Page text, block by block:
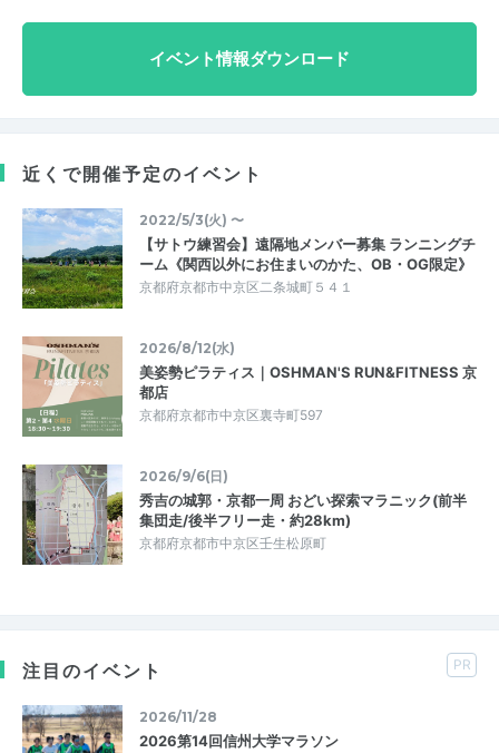
イベント情報ダウンロード
近くで開催予定のイベント
2022/5/3(火) 〜
【サトウ練習会】遠隔地メンバー募集 ランニングチ
ーム《関西以外にお住まいのかた、OB・OG限定》
京都府京都市中京区二条城町５４１
2026/8/12(水)
美姿勢ピラティス｜OSHMAN'S RUN&FITNESS 京
都店
京都府京都市中京区裏寺町597
2026/9/6(日)
秀吉の城郭・京都一周 おどい探索マラニック(前半
集団走/後半フリー走・約28km)
京都府京都市中京区壬生松原町
注目のイベント PR
2026/11/28
2026第14回信州大学マラソン